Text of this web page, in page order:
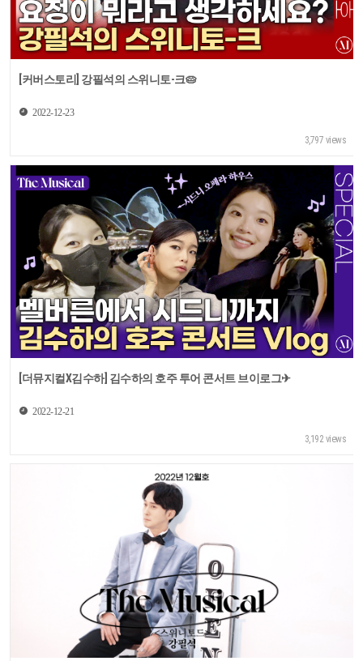
[커버스토리] 강필석의 스위니토-크🥧
2022-12-23
3,797 views
[더뮤지컬X김수하] 김수하의 호주 투어 콘서트 브이로그✈
2022-12-21
3,192 views